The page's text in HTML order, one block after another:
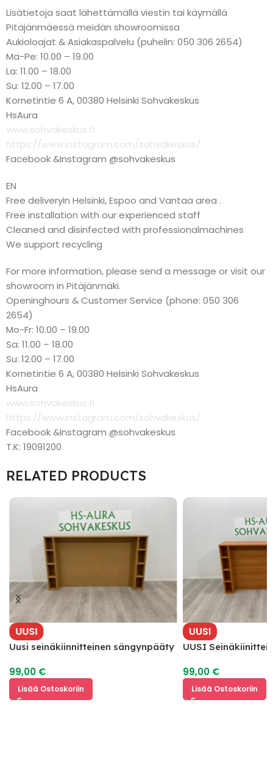
Lisätietoja saat lähettämällä viestin tai käymällä
Pitäjänmäessä meidän showroomissa
Aukioloajat & Asiakaspalvelu (puhelin: 050 306 2654)
Ma-Pe: 10.00 – 19.00
La: 11.00 – 18.00
Su: 12.00 – 17.00
Kornetintie 6 A, 00380 Helsinki Sohvakeskus
HsAura
www.sohvakeskus.fi
https://www.instagram.com/sohvakeskus/
Facebook &Instagram @sohvakeskus
EN
Free deliveryin Helsinki, Espoo and Vantaa area .
Free installation with our experienced staff
Cleaned and disinfected with professionalmachines
We support recycling
For more information, please send a message or visit our
showroom in Pitäjänmäki.
Openinghours & Customer Service (phone: 050 306
2654)
Mo-Fr: 10.00 – 19.00
Sa: 11.00 – 18.00
Su: 12.00 – 17.00
Kornetintie 6 A, 00380 Helsinki Sohvakeskus
HsAura
www.sohvakeskus.fi
https://www.instagram.com/sohvakeskus/
Facebook &Instagram @sohvakeskus
T.K: 19091200
RELATED PRODUCTS
UUSI
Uusi seinäkiinnitteinen sängynpääty
99,00 €
Lisää Ostoskoriin
UUSI
UUSI
99,00 €
Lisää Ostoskoriin